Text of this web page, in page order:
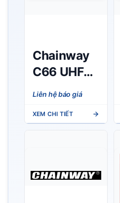
Chainway
C66 UHF
RFID
(Android
RFID UHF
Liên hệ báo giá
XEM CHI TIẾT